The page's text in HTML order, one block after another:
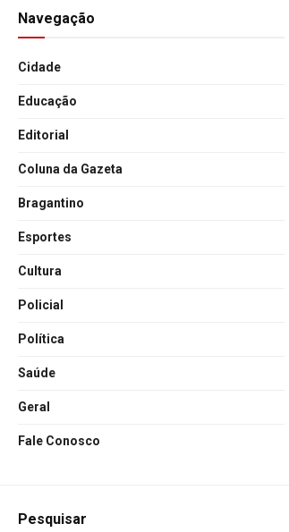
Navegação
Cidade
Educação
Editorial
Coluna da Gazeta
Bragantino
Esportes
Cultura
Policial
Política
Saúde
Geral
Fale Conosco
Pesquisar